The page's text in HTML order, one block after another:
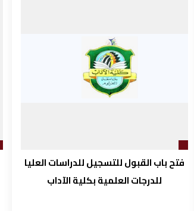
فتح باب القبول للتسجيل للدراسات العليا
للدرجات العلمية بكلية الآداب